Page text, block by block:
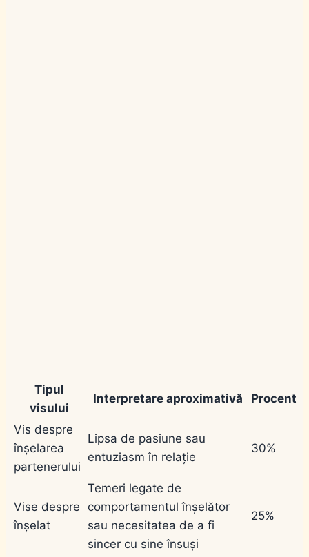
Tipul
visului
Interpretare aproximativă Procent
Vis despre
înșelarea
partenerului
Lipsa de pasiune sau
entuziasm în relație
30%
Vise despre
înșelat
Temeri legate de
comportamentul înșelător
sau necesitatea de a fi
sincer cu sine însuși
25%